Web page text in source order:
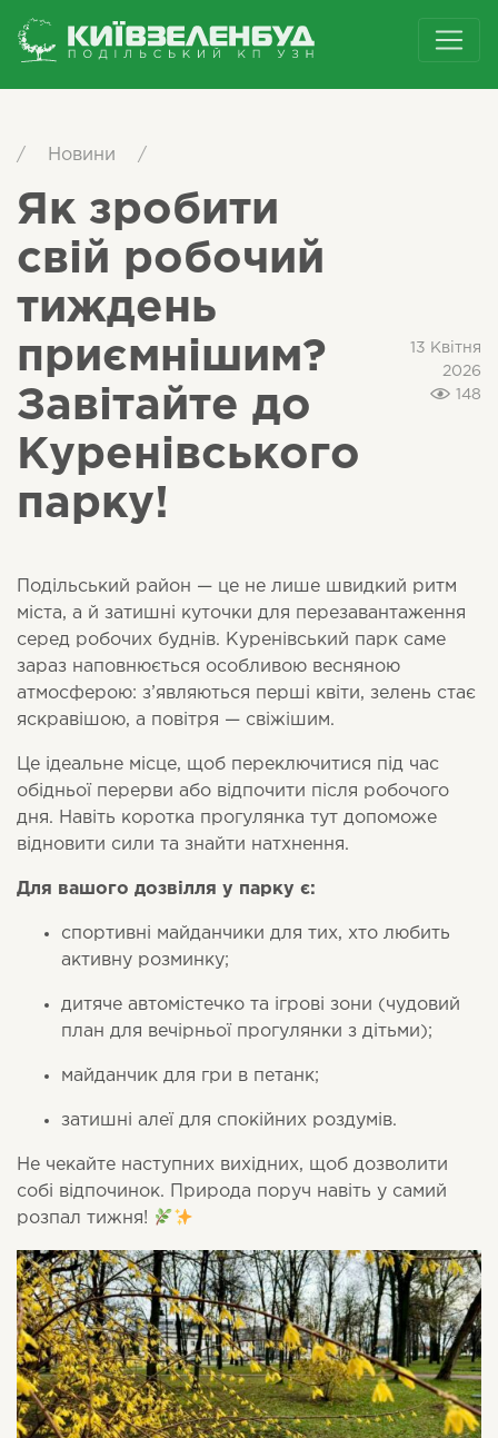
/ Новини /
Як зробити
свій робочий
тиждень
приємнішим?
Завітайте до
Куренівського
парку!
13 Квітня
2026
148
Подільський район — це не лише швидкий ритм
міста, а й затишні куточки для перезавантаження
серед робочих буднів. Куренівський парк саме
зараз наповнюється особливою весняною
атмосферою: з’являються перші квіти, зелень стає
яскравішою, а повітря — свіжішим.
Це ідеальне місце, щоб переключитися під час
обідньої перерви або відпочити після робочого
дня. Навіть коротка прогулянка тут допоможе
відновити сили та знайти натхнення.
Для вашого дозвілля у парку є:
спортивні майданчики для тих, хто любить
активну розминку;
дитяче автомістечко та ігрові зони (чудовий
план для вечірньої прогулянки з дітьми);
майданчик для гри в петанк;
затишні алеї для спокійних роздумів.
Не чекайте наступних вихідних, щоб дозволити
собі відпочинок. Природа поруч навіть у самий
розпал тижня!